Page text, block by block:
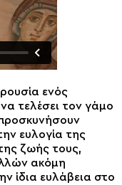
ενός
τελέσει τον γάμο
ευλογία της
ζωής τους,
ακόμη
ίδια ευλάβεια στο